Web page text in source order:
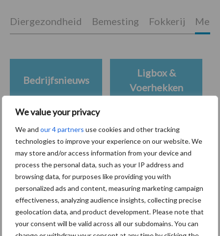
We value your privacy
We and our 4 partners use cookies and other tracking
technologies to improve your experience on our website. We
may store and/or access information from your device and
process the personal data, such as your IP address and
browsing data, for purposes like providing you with
personalized ads and content, measuring marketing campaign
effectiveness, analyzing audience insights, collecting precise
geolocation data, and product development. Please note that
your consent will be valid across all our subdomains. You can
Primaire
Sidebar
Recent nieuws Partner nieuws
7 aug
Grondstoffenmarkt blijft grillig:
droogte en geopolitiek houden
Diergezondheid Bemesting Fokkerij
Bedrijfsnieuws
Ligbox &
Voerhekken
Toon meer